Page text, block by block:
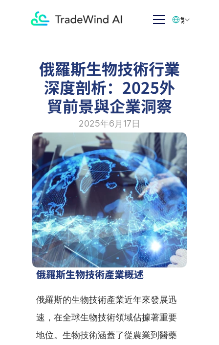
俄羅斯生物技術行業
深度剖析：2025外
貿前景與企業洞察
2025年6月17日
俄羅斯生物技術產業概述
俄羅斯的生物技術產業近年來發展迅
速，在全球生物技術領域佔據著重要
地位。生物技術涵蓋了從農業到醫藥
繁体中文